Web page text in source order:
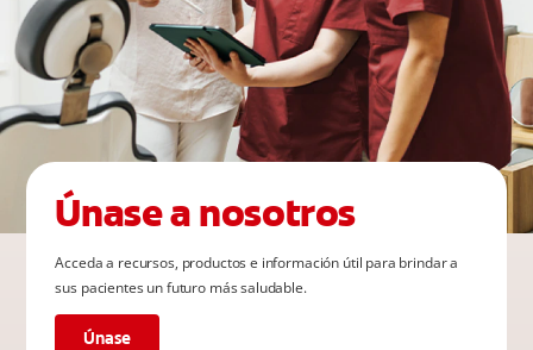
Únase a nosotros
Acceda a recursos, productos e información útil para brindar a
sus pacientes un futuro más saludable.
Únase